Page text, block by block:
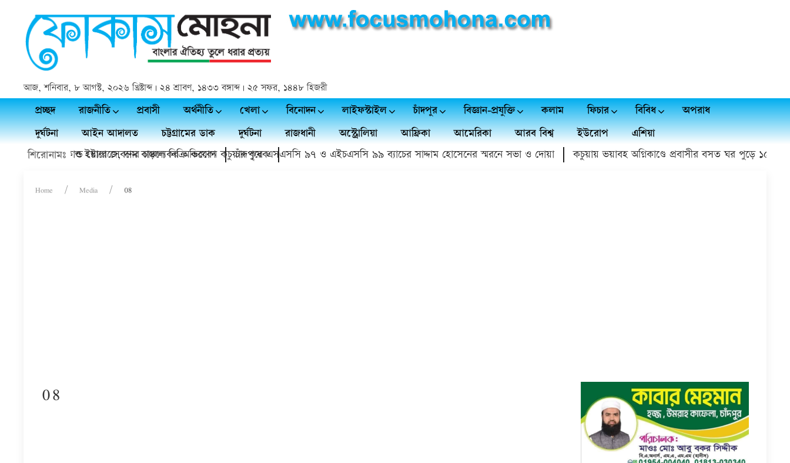
আজ, শনিবার, ৮ আগস্ট, ২০২৬ খ্রিষ্টাব্দ | ২৪ শ্রাবণ, ১৪৩৩ বঙ্গাব্দ | ২৫ সফর, ১৪৪৮ হিজরী
প্রচ্ছদ রাজনীতি প্রবাসী অর্থনীতি খেলা বিনোদন লাইফস্টাইল চাঁদপুর বিজ্ঞান-প্রযুক্তি কলাম ফিচার বিবিধ
অপরাধ
দুর্ঘটনা
আইন আদালত চট্টগ্রামের ডাক দুর্ঘটনা রাজধানী অস্ট্রোলিয়া আফ্রিকা আমেরিকা আরব বিশ্ব ইউরোপ
এশিয়া
শিরোনামঃ
হয়রানি ও ইয়াবা সেবনের চাঞ্চল্যকর অভিযোগ চাঁদপুরে এসএসসি ৯৭ ও এইচএসসি ৯৯ ব্যাচের সাদ্দাম হোসেনের স্মরনে সভা ও দোয়া কচুয়ায় ভয়াবহ অগ্নিকাণ্ডে প্রবাসীর বসত ঘর পুড়ে ১৫ লাখ
থাকবে কোল্ড স্টোরেজে, দাম বাড়লে বিক্রি করবেন কচুয়ার কৃষক
Home Media 08
08